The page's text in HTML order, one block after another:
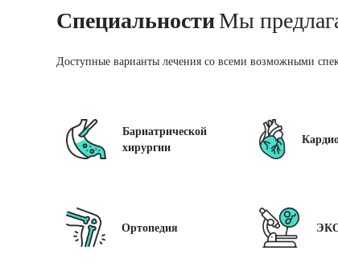
СпециальностиМы
Доступные варианты лечения со всеми возможными
Бариатрической
хирургии
Ортопедия